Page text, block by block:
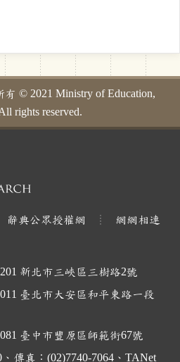
© 2021 Ministry of Education,
rights reserved.
辭典公眾授權網
網網相連
新北市三峽區三樹路2號
臺北市大安區和平東路一段
臺中市豐原區師範街67號
傳真：(02)7740-7064、TANet